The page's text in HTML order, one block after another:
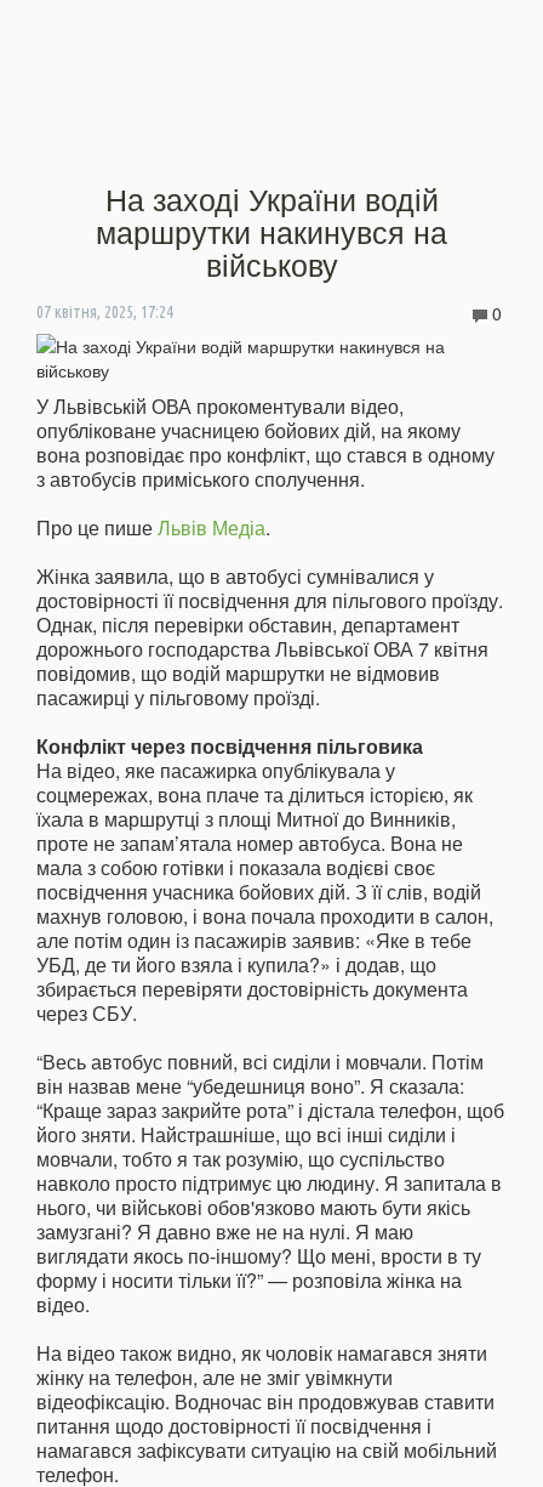
На заході України водій
маршрутки накинувся на
військову
07 квітня, 2025, 17:24 0
У Львівській ОВА прокоментували відео,
опубліковане учасницею бойових дій, на якому
вона розповідає про конфлікт, що стався в одному
з автобусів приміського сполучення.
Про це пишеЛьвів Медіа.
Жінка заявила, що в автобусі сумнівалися у
достовірності її посвідчення для пільгового проїзду.
Однак, після перевірки обставин, департамент
дорожнього господарства Львівської ОВА 7 квітня
повідомив, що водій маршрутки не відмовив
пасажирці у пільговому проїзді.
Конфлікт через посвідчення пільговика
На відео, яке пасажирка опублікувала у
соцмережах, вона плаче та ділиться історією, як
їхала в маршрутці з площі Митної до Винників,
проте не запам’ятала номер автобуса. Вона не
мала з собою готівки і показала водієві своє
посвідчення учасника бойових дій. З її слів, водій
махнув головою, і вона почала проходити в салон,
але потім один із пасажирів заявив: «Яке в тебе
УБД, де ти його взяла і купила?» і додав, що
збирається перевіряти достовірність документа
через СБУ.
“Весь автобус повний, всі сиділи і мовчали. Потім
він назвав мене “убедешниця воно”. Я сказала:
“Краще зараз закрийте рота” і дістала телефон, щоб
його зняти. Найстрашніше, що всі інші сиділи і
мовчали, тобто я так розумію, що суспільство
навколо просто підтримує цю людину. Я запитала в
нього, чи військові обов'язково мають бути якісь
замузгані? Я давно вже не на нулі. Я маю
виглядати якось по-іншому? Що мені, врости в ту
форму і носити тільки її?” — розповіла жінка на
відео.
На відео також видно, як чоловік намагався зняти
жінку на телефон, але не зміг увімкнути
відеофіксацію. Водночас він продовжував ставити
питання щодо достовірності її посвідчення і
намагався зафіксувати ситуацію на свій мобільний
телефон.